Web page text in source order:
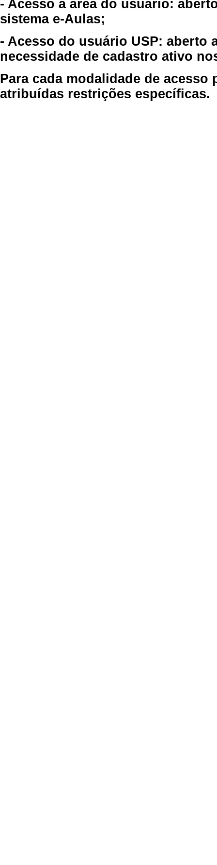
- Acesso à área do usuário:
sistema e-Aulas;
- Acesso do usuário USP: aberto
necessidade de cadastro ativo
Para cada modalidade de
atribuídas restrições específicas.